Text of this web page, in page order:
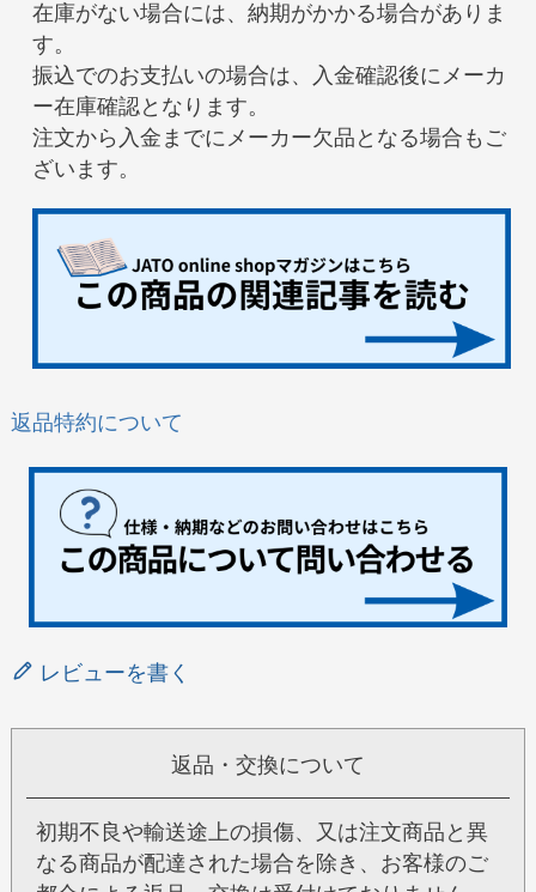
在庫がない場合には、納期がかかる場合がありま
す。
振込でのお支払いの場合は、入金確認後にメーカ
ー在庫確認となります。
注文から入金までにメーカー欠品となる場合もご
ざいます。
返品特約について
レビューを書く
返品・交換について
初期不良や輸送途上の損傷、又は注文商品と異
なる商品が配達された場合を除き、お客様のご